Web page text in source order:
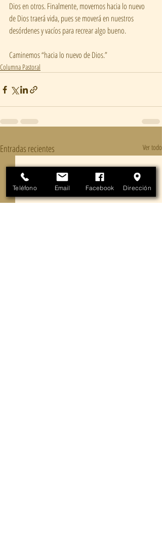
Dios en otros. Finalmente, movernos hacia lo nuevo
de Dios traerá vida, pues se moverá en nuestros
desórdenes y vacíos para recrear algo bueno.
Caminemos “hacia lo nuevo de Dios.”
Columna Pastoral
Entradas recientes Ver todo
Teléfono Email Facebook Dirección